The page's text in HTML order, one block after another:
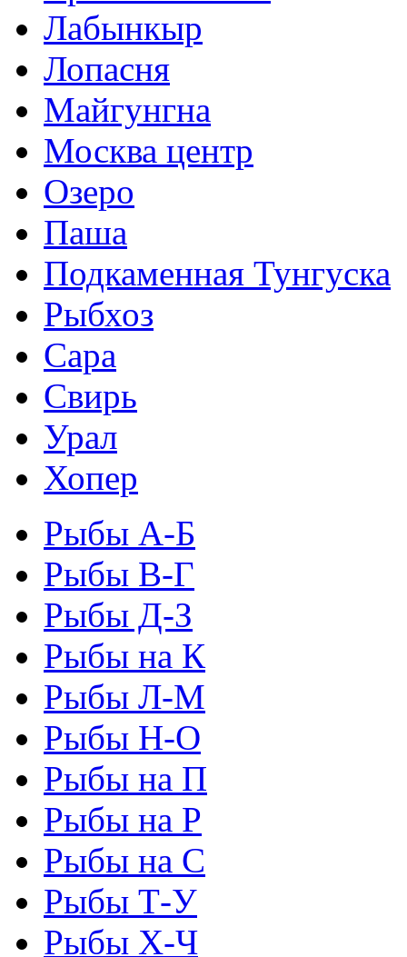
Лабынкыр
Лопасня
Майгунгна
Москва центр
Озеро
Паша
Подкаменная Тунгуска
Рыбхоз
Сара
Свирь
Урал
Хопер
Рыбы А-Б
Рыбы В-Г
Рыбы Д-З
Рыбы на К
Рыбы Л-М
Рыбы Н-О
Рыбы на П
Рыбы на Р
Рыбы на С
Рыбы Т-У
Рыбы Х-Ч